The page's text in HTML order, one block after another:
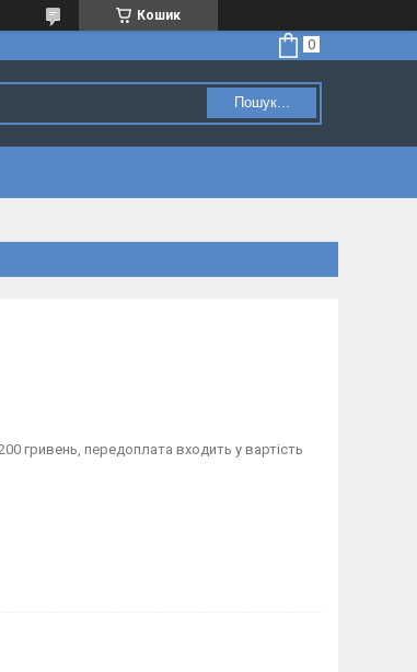
Кошик
Пошук...
гривень, передоплата входить у вартість